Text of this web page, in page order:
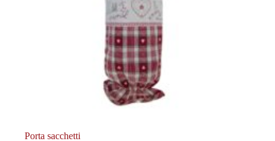
Porta sacchetti